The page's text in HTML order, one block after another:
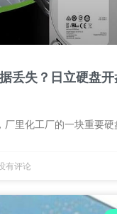
丢失？日立硬盘
厂里化工厂的一块重要
有评论